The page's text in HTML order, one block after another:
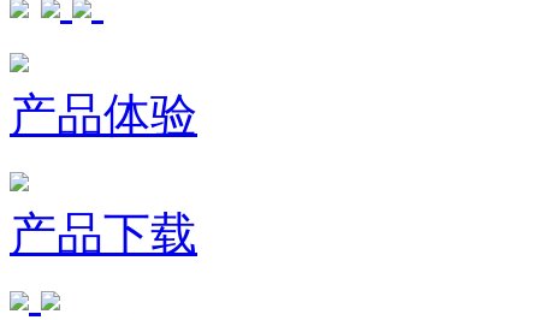
产品体验
产品下载